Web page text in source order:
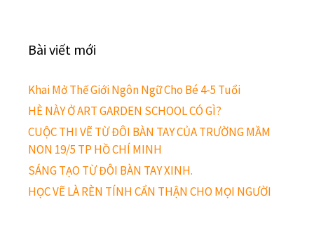
Bài viết mới
Khai Mở Thế Giới Ngôn Ngữ Cho Bé 4-5 Tuổi
HÈ NÀY Ở ART GARDEN SCHOOL CÓ GÌ?
CUỘC THI VẼ TỪ ĐÔI BÀN TAY CỦA TRƯỜNG MẦM
NON 19/5 TP HỒ CHÍ MINH
SÁNG TẠO TỪ ĐÔI BÀN TAY XINH.
HỌC VẼ LÀ RÈN TÍNH CẨN THẬN CHO MỌI NGƯỜI